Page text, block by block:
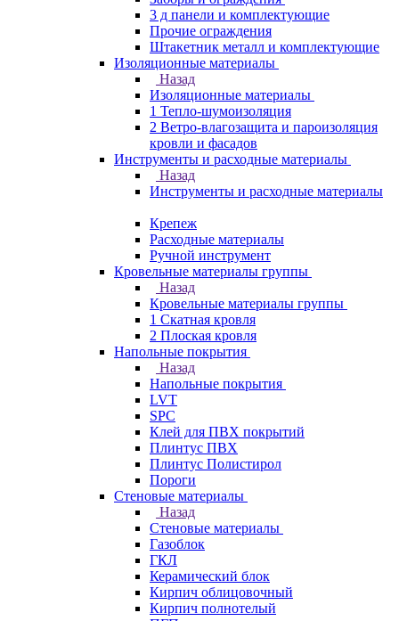
3 д панели и комплектующие
Прочие ограждения
Штакетник металл и комплектующие
Изоляционные материалы
Назад
Изоляционные материалы
1 Тепло-шумоизоляция
2 Ветро-влагозащита и пароизоляция
кровли и фасадов
Инструменты и расходные материалы
Назад
Инструменты и расходные материалы
Крепеж
Расходные материалы
Ручной инструмент
Кровельные материалы группы
Назад
Кровельные материалы группы
1 Скатная кровля
2 Плоская кровля
Напольные покрытия
Назад
Напольные покрытия
LVT
SPC
Клей для ПВХ покрытий
Плинтус ПВХ
Плинтус Полистирол
Пороги
Стеновые материалы
Назад
Стеновые материалы
Газоблок
ГКЛ
Керамический блок
Кирпич облицовочный
Кирпич полнотелый